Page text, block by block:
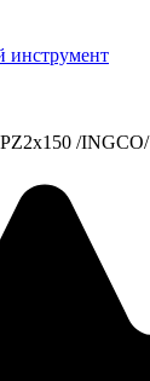
инструмент
PZ2x150 /INGCO/